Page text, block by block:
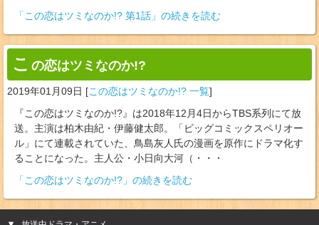
「この恋はツミなのか!? 第1話」の続きを読む
こ の恋はツミなのか!?
2019年01月09日 [この恋はツミなのか!? 一覧]
『この恋はツミなのか!?』は2018年12月4日からTBS系列にて放
送。主演は柏木由紀・伊藤健太郎。「ビッグコミックスペリオー
ル」にて連載されていた、鳥島灰人氏の漫画を原作にドラマ化す
ることになった。主人公・小日向大河（・・・
「この恋はツミなのか!?」の続きを読む